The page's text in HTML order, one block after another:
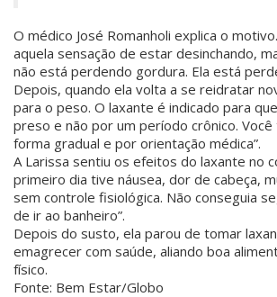
O médico José Romanholi explica o
aquela sensação de estar desinchando,
não está perdendo gordura. Ela está
Depois, quando ela volta a se reidratar
para o peso. O laxante é indicado para
preso e não por um período crônico.
forma gradual e por orientação médica”.
A Larissa sentiu os efeitos do laxante no
primeiro dia tive náusea, dor de cabeça,
sem controle fisiológica. Não conseguia
de ir ao banheiro”.
Depois do susto, ela parou de tomar
emagrecer com saúde, aliando boa
físico.
Fonte: Bem Estar/Globo